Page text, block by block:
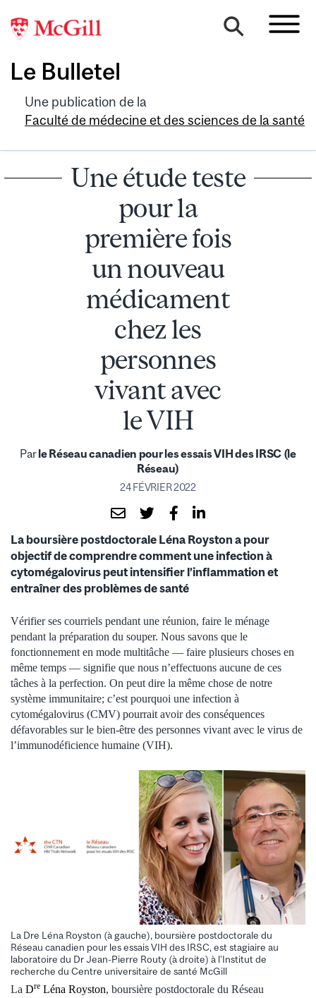
Le Bulletel
Une publication de la
Faculté de médecine et des sciences de la santé
Une étude teste
pour la
première fois
un nouveau
médicament
chez les
personnes
vivant avec
le VIH
Parle Réseau canadien pour les essais VIH des IRSC (le
Réseau)
24 FÉVRIER 2022
La boursière postdoctorale Léna Royston a pour
objectif de comprendre comment une infection à
cytomégalovirus peut intensifier l’inflammation et
entraîner des problèmes de santé
Vérifier ses courriels pendant une réunion, faire le ménage
pendant la préparation du souper. Nous savons que le
fonctionnement en mode multitâche — faire plusieurs choses en
même temps — signifie que nous n’effectuons aucune de ces
tâches à la perfection. On peut dire la même chose de notre
système immunitaire; c’est pourquoi une infection à
cytomégalovirus (CMV) pourrait avoir des conséquences
défavorables sur le bien-être des personnes vivant avec le virus de
l’immunodéficience humaine (VIH).
La Dre Léna Royston (à gauche), boursière postdoctorale du
Réseau canadien pour les essais VIH des IRSC, est stagiaire au
laboratoire du Dr Jean-Pierre Routy (à droite) à l’Institut de
recherche du Centre universitaire de santé McGill
La Dre Léna Royston, boursière postdoctorale du Réseau